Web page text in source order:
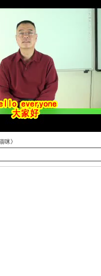
咪》